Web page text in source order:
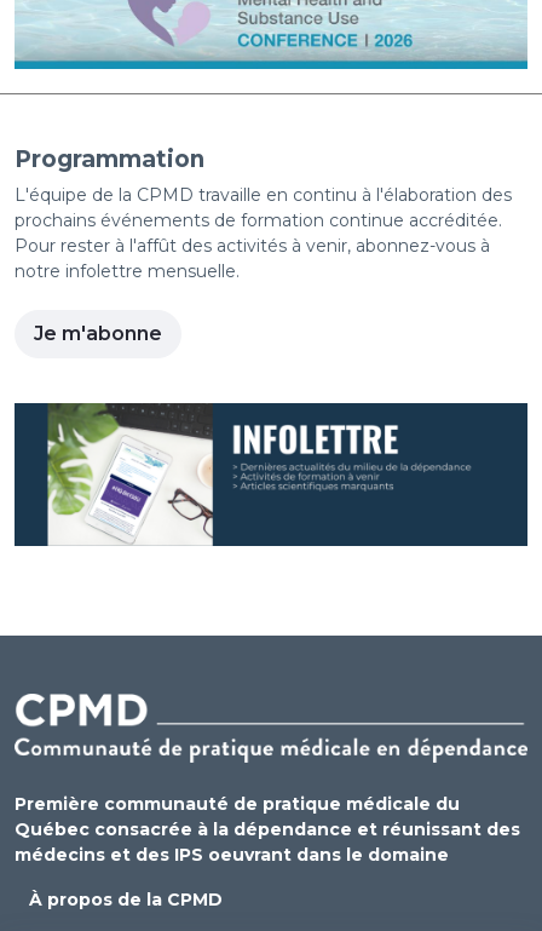
Programmation
L'équipe de la CPMD travaille en continu à l'élaboration des
prochains événements de formation continue accréditée.
Pour rester à l'affût des activités à venir, abonnez-vous à
notre infolettre mensuelle.
Je m'abonne
Première communauté de pratique médicale du
Québec consacrée à la dépendance et réunissant des
médecins et des IPS oeuvrant dans le domaine
À propos de la CPMD